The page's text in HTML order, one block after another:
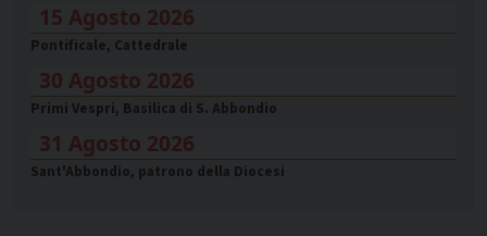
15 Agosto 2026
Pontificale, Cattedrale
30 Agosto 2026
Primi Vespri, Basilica di S. Abbondio
31 Agosto 2026
Sant'Abbondio, patrono della Diocesi